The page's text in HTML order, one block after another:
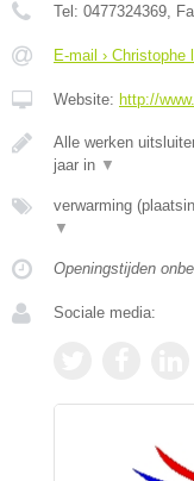
Tel: 0477324369 ,
E-mail › Christophe
Website: http://
Alle werken
jaar in ▼
verwarming
▼
Openingstijden
Sociale media: